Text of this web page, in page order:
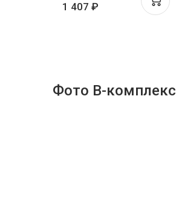
1 407 ₽
Фото В-комплекс